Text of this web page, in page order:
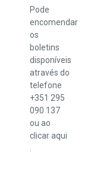
Pode
encomendar
os
boletins
disponíveis
através do
telefone
+351 295
090 137
ou ao
clicaraqui